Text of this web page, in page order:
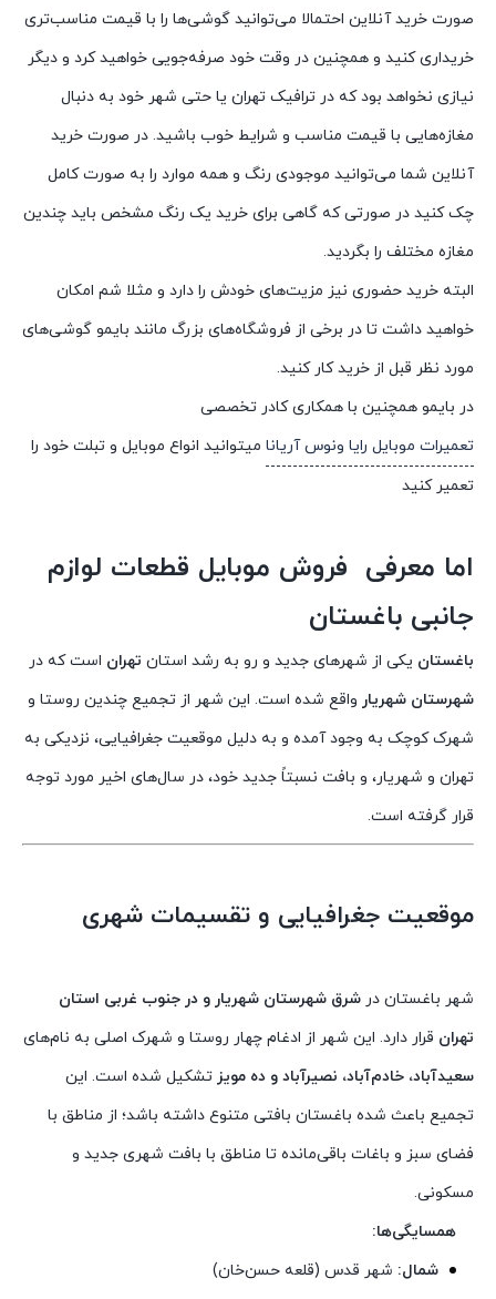
صورت خرید آنلاین احتمالا می‌توانید گوشی‌ها را با قیمت مناسب‌تری
خریداری کنید و همچنین در وقت خود صرفه‌جویی خواهید کرد و دیگر
نیازی نخواهد بود که در ترافیک تهران یا حتی شهر خود به دنبال
مغازه‌هایی با قیمت مناسب و شرایط خوب باشید. در صورت خرید
آنلاین شما می‌توانید موجودی رنگ و همه موارد را به صورت کامل
چک کنید در صورتی که گاهی برای خرید یک رنگ مشخص باید چندین
مغازه مختلف را بگردید.
البته خرید حضوری نیز مزیت‌های خودش را دارد و مثلا شم امکان
خواهید داشت تا در برخی از فروشگاه‌های بزرگ مانند بایمو گوشی‌های
مورد نظر قبل از خرید کار کنید.
در بایمو همچنین با همکاری کادر تخصصی
تعمیرات موبایل رایا ونوس آریانا میتوانید انواع موبایل و تبلت خود را
تعمیر کنید
اما معرفی فروش موبایل قطعات لوازم
جانبی باغستان
باغستان یکی از شهرهای جدید و رو به رشد استان تهران است که در
شهرستان شهریار واقع شده است. این شهر از تجمیع چندین روستا و
شهرک کوچک به وجود آمده و به دلیل موقعیت جغرافیایی، نزدیکی به
تهران و شهریار، و بافت نسبتاً جدید خود، در سال‌های اخیر مورد توجه
قرار گرفته است.
موقعیت جغرافیایی و تقسیمات شهری
شهر باغستان در شرق شهرستان شهریار و در جنوب غربی استان
تهران قرار دارد. این شهر از ادغام چهار روستا و شهرک اصلی به نام‌های
سعیدآباد، خادم‌آباد، نصیرآباد و ده مویز تشکیل شده است. این
تجمیع باعث شده باغستان بافتی متنوع داشته باشد؛ از مناطق با
فضای سبز و باغات باقی‌مانده تا مناطق با بافت شهری جدید و
مسکونی.
همسایگی‌ها:
شمال: شهر قدس (قلعه حسن‌خان)